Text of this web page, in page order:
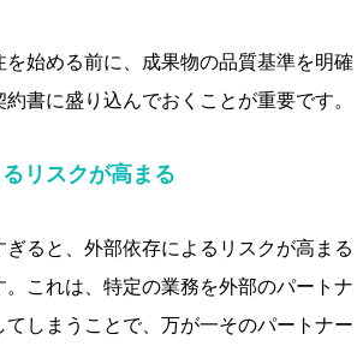
を始める前に、成果物の品質基準を明確
書に盛り込んでおくことが重要です。
リスクが高まる
ぎると、外部依存によるリスクが高まる
。これは、特定の業務を外部のパートナ
てしまうことで、万が一そのパートナー